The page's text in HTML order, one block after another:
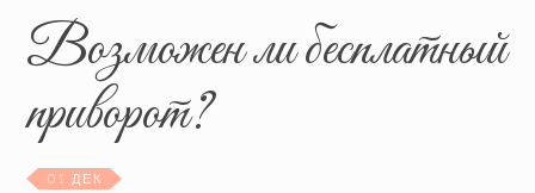
Возможен ли бесплатный
приворот?
01 ДЕК